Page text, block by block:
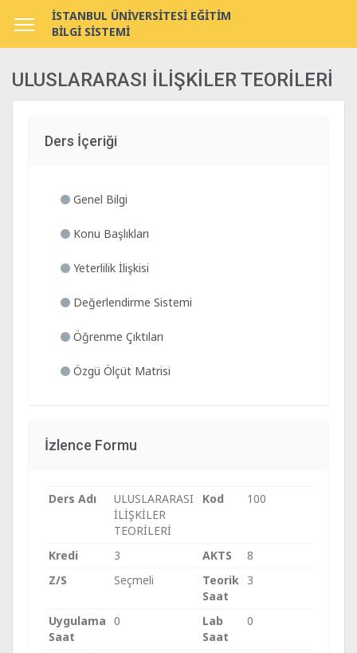
İSTANBUL ÜNİVERSİTESİ EĞİTİM
BİLGİ SİSTEMİ
ULUSLARARASI İLİŞKİLER TEORİLERİ
Ders İçeriği
Genel Bilgi
Konu Başlıkları
Yeterlilik İlişkisi
Değerlendirme Sistemi
Öğrenme Çıktıları
Özgü Ölçüt Matrisi
İzlence Formu
Ders Adı
ULUSLARARASI
İLİŞKİLER
TEORİLERİ
Kod 100
Kredi 3 AKTS
8
Z/S
Seçmeli
Teorik
Saat
3
Uygulama
Saat
0
Lab
Saat
0